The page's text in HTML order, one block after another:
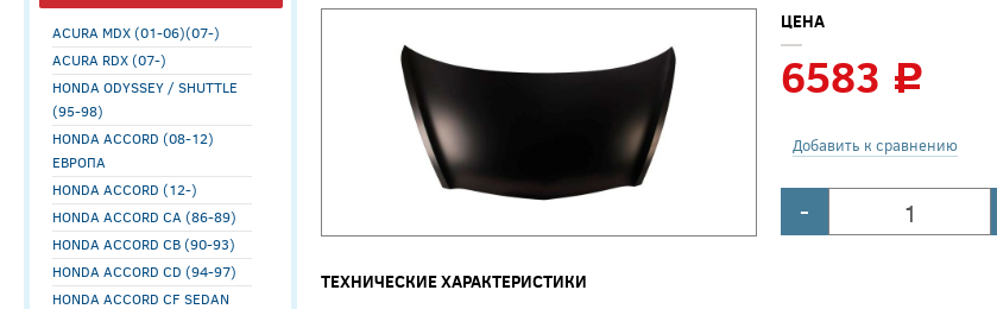
ACURA MDX (01-06)(07-)
ACURA RDX (07-)
HONDA ODYSSEY / SHUTTLE
(95-98)
HONDA ACCORD (08-12)
ЕВРОПА
HONDA ACCORD (12-)
HONDA ACCORD CA (86-89)
HONDA ACCORD CB (90-93)
HONDA ACCORD CD (94-97)
HONDA ACCORD CF SEDAN
ЦЕНА
6583 c
Добавить к сравнению
-
ТЕХНИЧЕСКИЕ ХАРАКТЕРИСТИКИ